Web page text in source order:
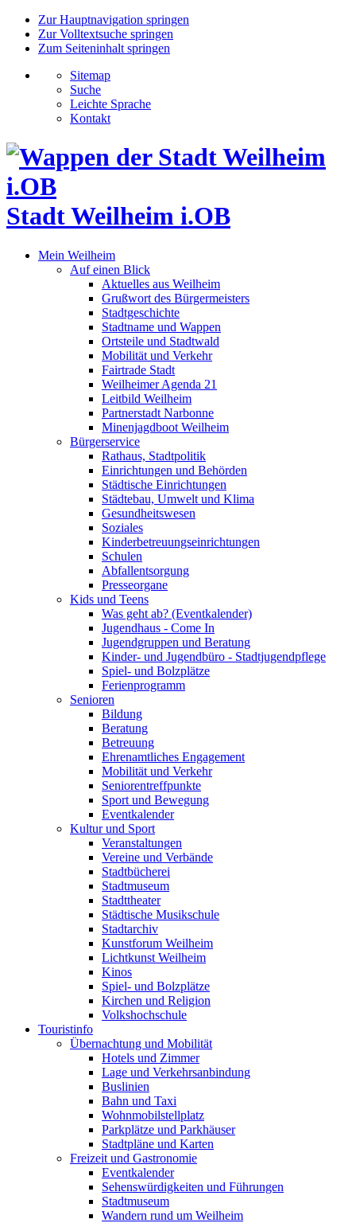
Zur Hauptnavigation springen
Zur Volltextsuche springen
Zum Seiteninhalt springen
Sitemap
Suche
Leichte Sprache
Kontakt
Stadt Weilheim i.OB
Mein Weilheim
Auf einen Blick
Aktuelles aus Weilheim
Grußwort des Bürgermeisters
Stadtgeschichte
Stadtname und Wappen
Ortsteile und Stadtwald
Mobilität und Verkehr
Fairtrade Stadt
Weilheimer Agenda 21
Leitbild Weilheim
Partnerstadt Narbonne
Minenjagdboot Weilheim
Bürgerservice
Rathaus, Stadtpolitik
Einrichtungen und Behörden
Städtische Einrichtungen
Städtebau, Umwelt und Klima
Gesundheitswesen
Soziales
Kinderbetreuungseinrichtungen
Schulen
Abfallentsorgung
Presseorgane
Kids und Teens
Was geht ab? (Eventkalender)
Jugendhaus - Come In
Jugendgruppen und Beratung
Kinder- und Jugendbüro - Stadtjugendpflege
Spiel- und Bolzplätze
Ferienprogramm
Senioren
Bildung
Beratung
Betreuung
Ehrenamtliches Engagement
Mobilität und Verkehr
Seniorentreffpunkte
Sport und Bewegung
Eventkalender
Kultur und Sport
Veranstaltungen
Vereine und Verbände
Stadtbücherei
Stadtmuseum
Stadttheater
Städtische Musikschule
Stadtarchiv
Kunstforum Weilheim
Lichtkunst Weilheim
Kinos
Spiel- und Bolzplätze
Kirchen und Religion
Volkshochschule
Touristinfo
Übernachtung und Mobilität
Hotels und Zimmer
Lage und Verkehrsanbindung
Buslinien
Bahn und Taxi
Wohnmobilstellplatz
Parkplätze und Parkhäuser
Stadtpläne und Karten
Freizeit und Gastronomie
Eventkalender
Sehenswürdigkeiten und Führungen
Stadtmuseum
Wandern rund um Weilheim